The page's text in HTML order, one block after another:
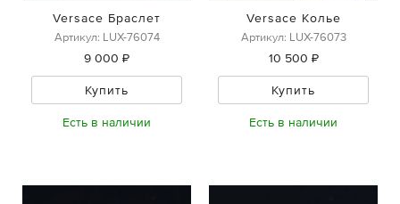
Versace Браслет
Артикул: LUX-76074
9 000 ₽
Купить
Есть в наличии
Versace Колье
Артикул: LUX-76073
10 500 ₽
Купить
Есть в наличии